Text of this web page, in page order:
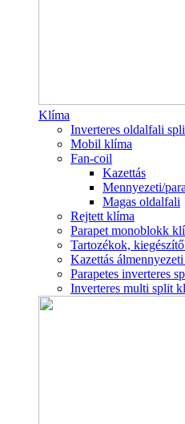
Klíma
Inverteres oldalfali
Mobil klíma
Fan-coil
Kazettás
Mennyezeti/
Magas oldalfali
Rejtett klíma
Parapet monoblokk
Tartozékok,
Kazettás
Parapetes inverteres
Inverteres multi split